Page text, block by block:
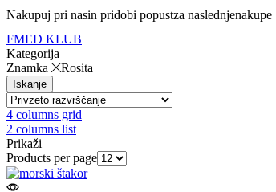
Nakupuj pri nasin pridobi popustza naslednjenakupe
FMED KLUB
Kategorija
Znamka
Rosita
Iskanje
4 columns grid
2 columns list
Prikaži
Products per page